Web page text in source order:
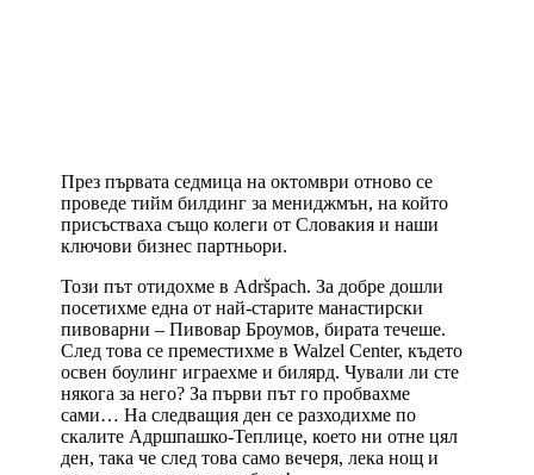
През първата седмица на октомври отново се
проведе тийм билдинг за мениджмън, на който
присъстваха също колеги от Словакия и наши
ключови бизнес партньори.
Този път отидохме в Adršpach. За добре дошли
посетихме една от най-старите манастирски
пивоварни – Пивовар Броумов, бирата течеше.
След това се преместихме в Walzel Center, където
освен боулинг играехме и билярд. Чували ли сте
някога за него? За първи път го пробвахме
сами… На следващия ден се разходихме по
скалите Адршпашко-Теплице, което ни отне цял
ден, така че след това само вечеря, лека нощ и